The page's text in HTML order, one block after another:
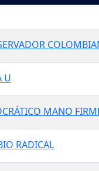
U
MANO
RADICAL